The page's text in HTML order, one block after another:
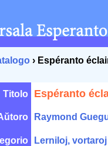
› Espéranto
Titolo Espéranto
Raymond
Lerniloj, vortaroj